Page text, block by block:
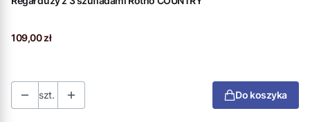
Cena
109,00 zł
szt. Do koszyka